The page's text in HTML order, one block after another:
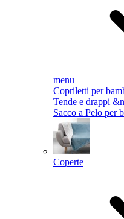
menu
Copriletti per
Tende e drappi
Sacco a Pelo per
Coperte